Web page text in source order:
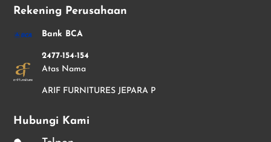
Rekening Perusahaan
Bank BCA
2477-154-154
Atas Nama
ARIF FURNITURES JEPARA P
Hubungi Kami